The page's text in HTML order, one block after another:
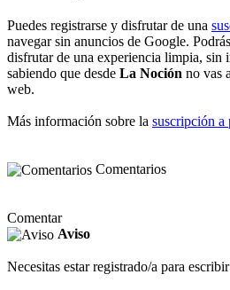
Puedes registrarse y disfrutar de una
navegar sin anuncios de Google. Podrás
disfrutar de una experiencia limpia, sin
sabiendo que desde La Noción no vas
web.
Más información sobre la suscripción a
Comentarios
Comentar
Aviso
Necesitas estar registrado/a para